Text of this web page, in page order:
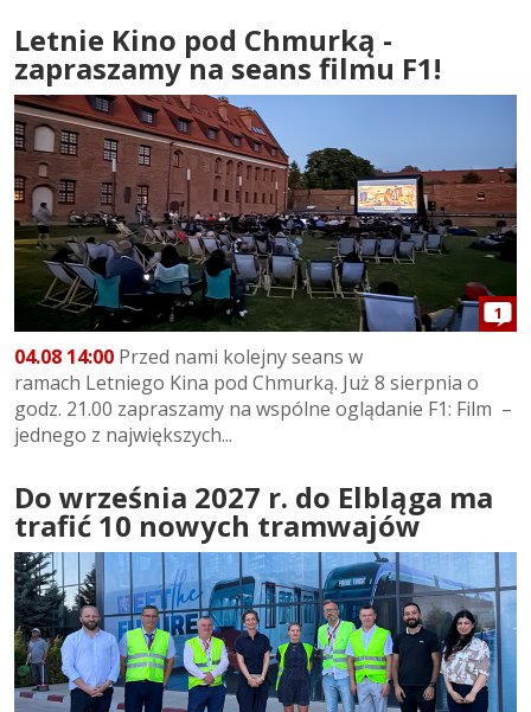
Letnie Kino pod Chmurką -
zapraszamy na seans filmu F1!
1
04.08 14:00 Przed nami kolejny seans w
ramach Letniego Kina pod Chmurką. Już 8 sierpnia o
godz. 21.00 zapraszamy na wspólne oglądanie F1: Film –
jednego z największych...
Do września 2027 r. do Elbląga ma
trafić 10 nowych tramwajów